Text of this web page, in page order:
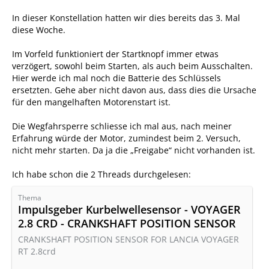
In dieser Konstellation hatten wir dies bereits das 3. Mal
diese Woche.
Im Vorfeld funktioniert der Startknopf immer etwas
verzögert, sowohl beim Starten, als auch beim Ausschalten.
Hier werde ich mal noch die Batterie des Schlüssels
ersetzten. Gehe aber nicht davon aus, dass dies die Ursache
für den mangelhaften Motorenstart ist.
Die Wegfahrsperre schliesse ich mal aus, nach meiner
Erfahrung würde der Motor, zumindest beim 2. Versuch,
nicht mehr starten. Da ja die „Freigabe“ nicht vorhanden ist.
Ich habe schon die 2 Threads durchgelesen:
Thema
Impulsgeber Kurbelwellesensor - VOYAGER
2.8 CRD - CRANKSHAFT POSITION SENSOR
CRANKSHAFT POSITION SENSOR FOR LANCIA VOYAGER
RT 2.8crd